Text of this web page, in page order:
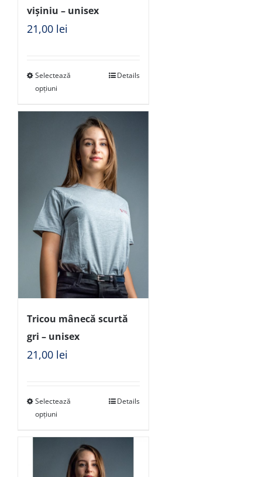
vișiniu – unisex
21,00 lei
Selectează
opțiuni
Details
Tricou mânecă scurtă
gri – unisex
21,00 lei
Selectează
opțiuni
Details